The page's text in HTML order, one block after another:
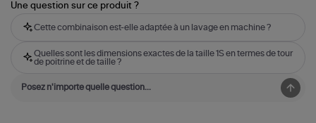
Une question sur ce produit ?
Cette combinaison est-elle adaptée à un lavage en machine ?
Quelles sont les dimensions exactes de la taille 1S en termes de tour
de poitrine et de taille ?